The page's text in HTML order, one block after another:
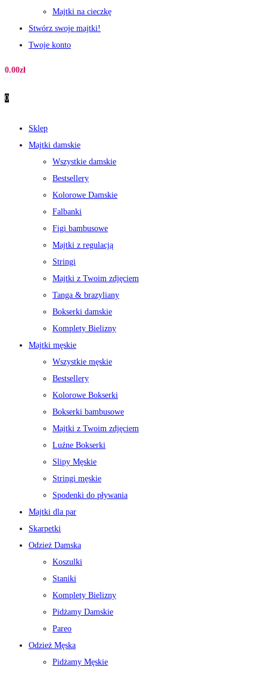
Majtki na cieczkę
Stwórz swoje majtki!
Twoje konto
0.00zł
0
Sklep
Majtki damskie
Wszystkie damskie
Bestsellery
Kolorowe Damskie
Falbanki
Figi bambusowe
Majtki z regulacją
Stringi
Majtki z Twoim zdjęciem
Tanga & brazyliany
Bokserki damskie
Komplety Bielizny
Majtki męskie
Wszystkie męskie
Bestsellery
Kolorowe Bokserki
Bokserki bambusowe
Majtki z Twoim zdjęciem
Luźne Bokserki
Slipy Męskie
Stringi męskie
Spodenki do pływania
Majtki dla par
Skarpetki
Odzież Damska
Koszulki
Staniki
Komplety Bielizny
Pidżamy Damskie
Pareo
Odzież Męska
Pidżamy Męskie